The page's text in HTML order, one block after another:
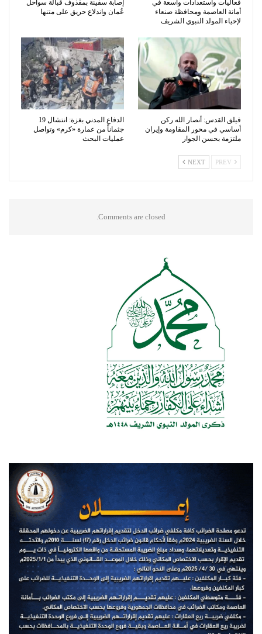
فعاليات واستعدادات واسعة في
أمانة العاصمة ومحافظة صنعاء
لإحياء المولد النبوي الشريف
إصابة سفينة بمقذوف قبالة سواحل
عُمان واندلاع حريق على متنها
فيلق القدس: أنصار الله ركن
أساسي في محور المقاومة وإيران
ملتزمة بحسن الجوار
الدفاع المدني بغزة: انتشال 19
جثماناً من عمارة «كرم» وتواصل
عمليات البحث
NEXT
Comments are closed.